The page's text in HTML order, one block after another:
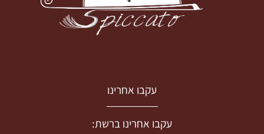
עקבו אחרינו
עקבו אחרינו ברשת: